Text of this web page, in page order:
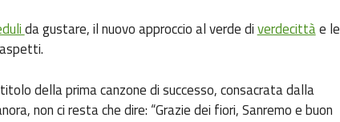
da gustare, il nuovo approccio al verde diverdecittàe le
della prima canzone di successo, consacrata dalla
non ci resta che dire: “Grazie dei fiori, Sanremo e buon